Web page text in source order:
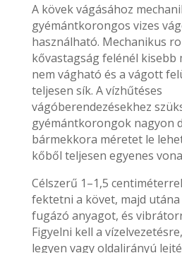
A kövek vágásához
gyémántkorongos vizes
használható. Mechanikus
kővastagság felénél kisebb
nem vágható és a vágott
teljesen sík. A vízhűtéses
vágóberendezésekhez
gyémántkorongok nagyon
bármekkora méretet le
kőből teljesen egyenes
Célszerű 1–1,5
fektetni a követ, majd
fugázó anyagot, és
Figyelni kell a
legyen vagy oldalirányú